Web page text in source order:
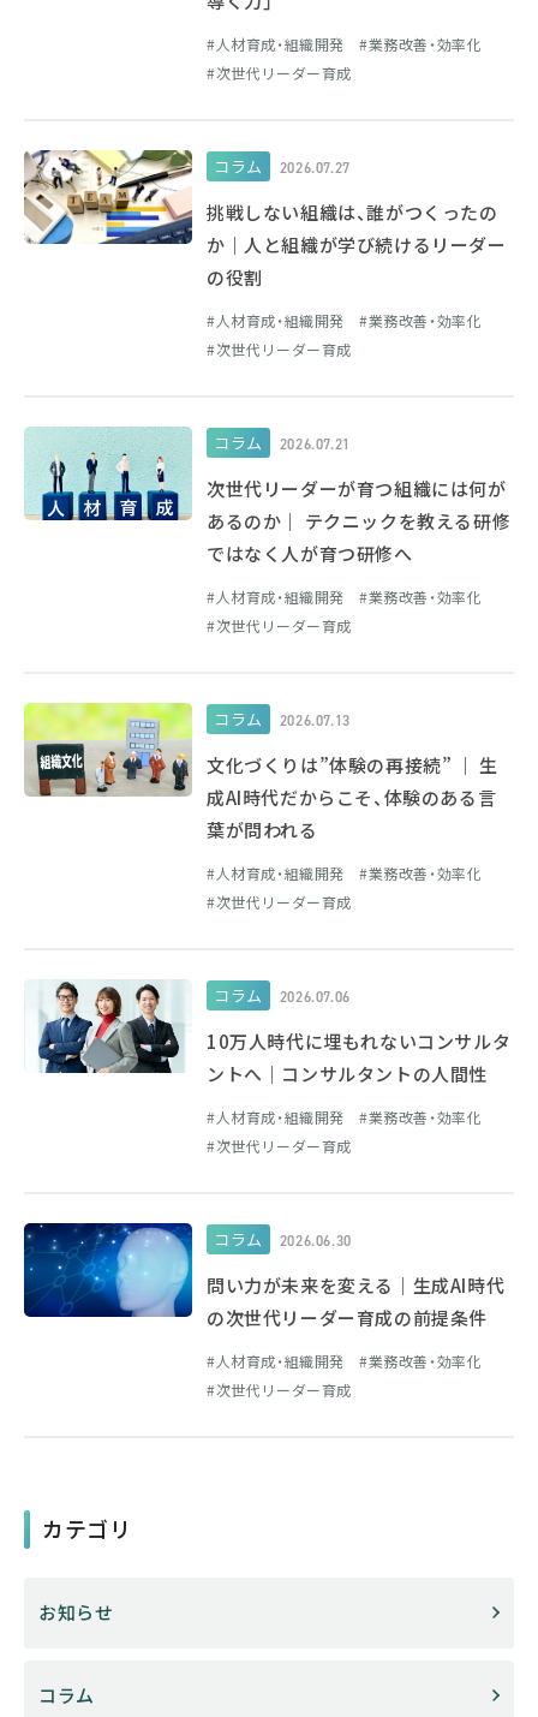
人材育成・組織開発
業務改善・効率化
次世代リーダー育成
コラム 2026.07.27
挑戦しない組織は、誰がつくったの
か｜人と組織が学び続けるリーダー
の役割
人材育成・組織開発
業務改善・効率化
次世代リーダー育成
コラム 2026.07.21
次世代リーダーが育つ組織には何が
あるのか｜ テクニックを教える研修
ではなく人が育つ研修へ
人材育成・組織開発
業務改善・効率化
次世代リーダー育成
コラム 2026.07.13
文化づくりは”体験の再接続” ｜ 生
成AI時代だからこそ、体験のある言
葉が問われる
人材育成・組織開発
業務改善・効率化
次世代リーダー育成
コラム 2026.07.06
10万人時代に埋もれないコンサルタ
ントへ｜コンサルタントの人間性
人材育成・組織開発
業務改善・効率化
次世代リーダー育成
コラム 2026.06.30
問い力が未来を変える｜生成AI時代
の次世代リーダー育成の前提条件
人材育成・組織開発
業務改善・効率化
次世代リーダー育成
カテゴリ
お知らせ
コラム